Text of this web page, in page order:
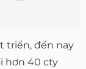
triển, đến nay
hơn 40 cty